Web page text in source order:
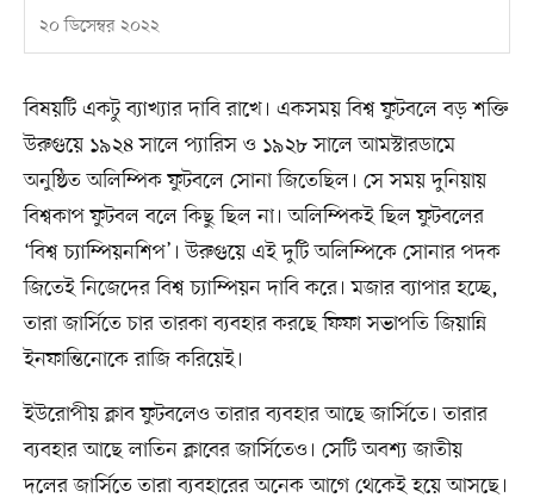
২০ ডিসেম্বর ২০২২
বিষয়টি একটু ব্যাখ্যার দাবি রাখে। একসময় বিশ্ব ফুটবলে বড় শক্তি
উরুগুয়ে ১৯২৪ সালে প্যারিস ও ১৯২৮ সালে আমস্টারডামে
অনুষ্ঠিত অলিম্পিক ফুটবলে সোনা জিতেছিল। সে সময় দুনিয়ায়
বিশ্বকাপ ফুটবল বলে কিছু ছিল না। অলিম্পিকই ছিল ফুটবলের
‘বিশ্ব চ্যাম্পিয়নশিপ’। উরুগুয়ে এই দুটি অলিম্পিকে সোনার পদক
জিতেই নিজেদের বিশ্ব চ্যাম্পিয়ন দাবি করে। মজার ব্যাপার হচ্ছে,
তারা জার্সিতে চার তারকা ব্যবহার করছে ফিফা সভাপতি জিয়ান্নি
ইনফান্তিনোকে রাজি করিয়েই।
ইউরোপীয় ক্লাব ফুটবলেও তারার ব্যবহার আছে জার্সিতে। তারার
ব্যবহার আছে লাতিন ক্লাবের জার্সিতেও। সেটি অবশ্য জাতীয়
দলের জার্সিতে তারা ব্যবহারের অনেক আগে থেকেই হয়ে আসছে।